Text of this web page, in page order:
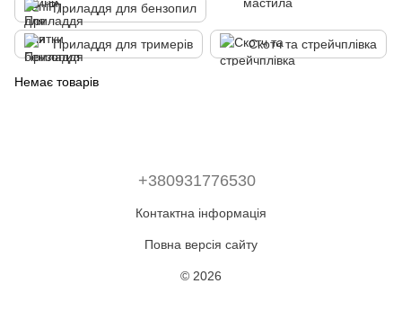
Приладдя для бензопил
Приладдя для тримерів Скотч та стрейчплівка
Немає товарів
+380931776530
Контактна інформація
Повна версія сайту
© 2026